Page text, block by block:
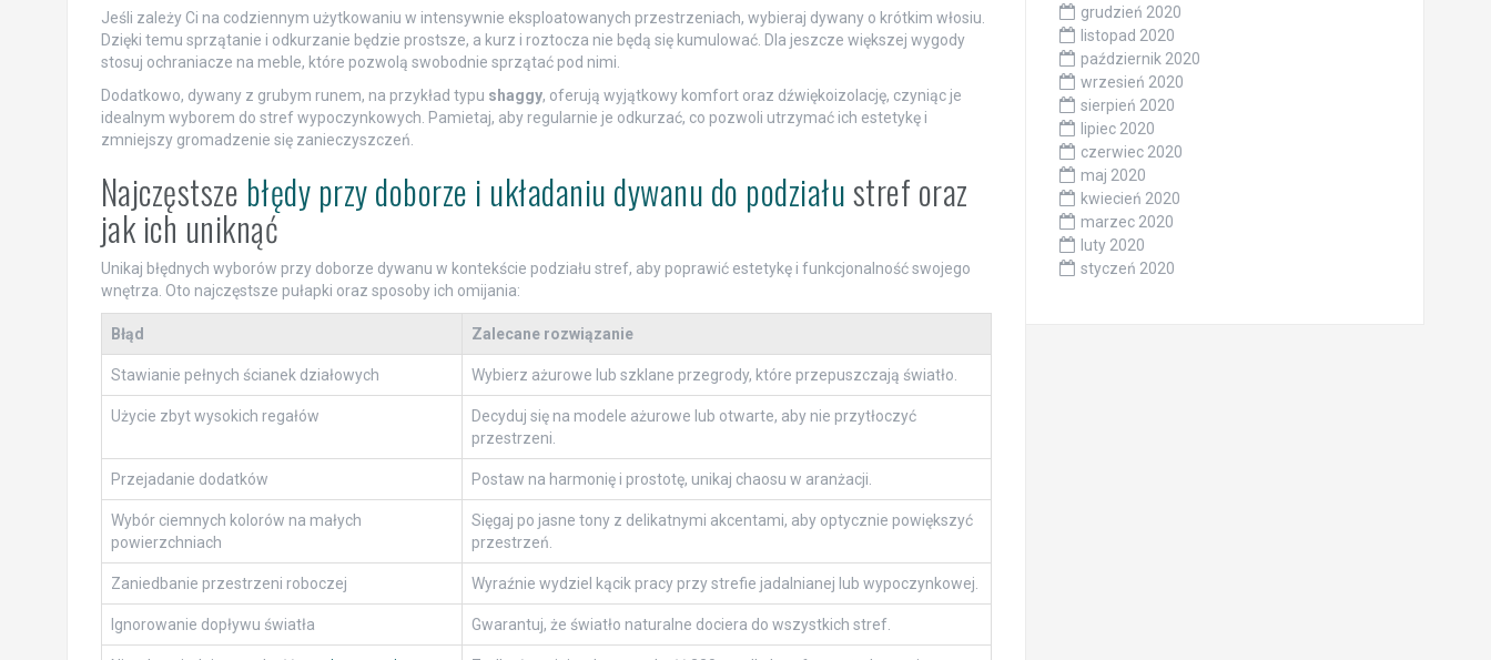
Jeśli zależy Ci na codziennym użytkowaniu w intensywnie eksploatowanych przestrzeniach, wybieraj dywany o krótkim włosiu.
Dzięki temu sprzątanie i odkurzanie będzie prostsze, a kurz i roztocza nie będą się kumulować. Dla jeszcze większej wygody
stosuj ochraniacze na meble, które pozwolą swobodnie sprzątać pod nimi.
Dodatkowo, dywany z grubym runem, na przykład typu shaggy, oferują wyjątkowy komfort oraz dźwiękoizolację, czyniąc je
idealnym wyborem do stref wypoczynkowych. Pamietaj, aby regularnie je odkurzać, co pozwoli utrzymać ich estetykę i
zmniejszy gromadzenie się zanieczyszczeń.
Najczęstsze błędy przy doborze i układaniu dywanu do podziałustref oraz
jak ich uniknąć
Unikaj błędnych wyborów przy doborze dywanu w kontekście podziału stref, aby poprawić estetykę i funkcjonalność swojego
wnętrza. Oto najczęstsze pułapki oraz sposoby ich omijania:
Błąd Zalecane rozwiązanie
Stawianie pełnych ścianek działowych Wybierz ażurowe lub szklane przegrody, które przepuszczają światło.
Użycie zbyt wysokich regałów
Decyduj się na modele ażurowe lub otwarte, aby nie przytłoczyć
przestrzeni.
Przejadanie dodatków Postaw na harmonię i prostotę, unikaj chaosu w aranżacji.
Wybór ciemnych kolorów na małych
powierzchniach
Sięgaj po jasne tony z delikatnymi akcentami, aby optycznie powiększyć
przestrzeń.
Zaniedbanie przestrzeni roboczej Wyraźnie wydziel kącik pracy przy strefie jadalnianej lub wypoczynkowej.
Ignorowanie dopływu światła Gwarantuj, że światło naturalne dociera do wszystkich stref.
grudzień 2020
listopad 2020
październik 2020
wrzesień 2020
sierpień 2020
lipiec 2020
czerwiec 2020
maj 2020
kwiecień 2020
marzec 2020
luty 2020
styczeń 2020